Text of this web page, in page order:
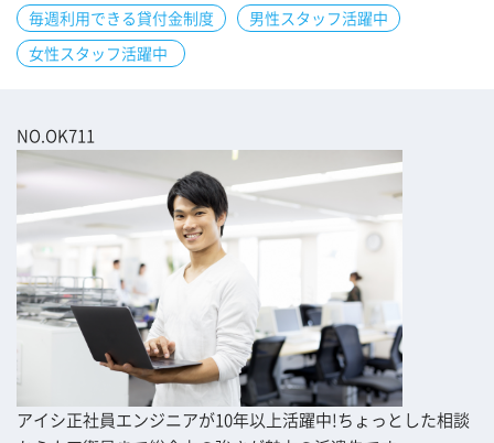
毎週利用できる貸付金制度
男性スタッフ活躍中
女性スタッフ活躍中
NO.OK711
アイシ正社員エンジニアが10年以上活躍中!ちょっとした相談